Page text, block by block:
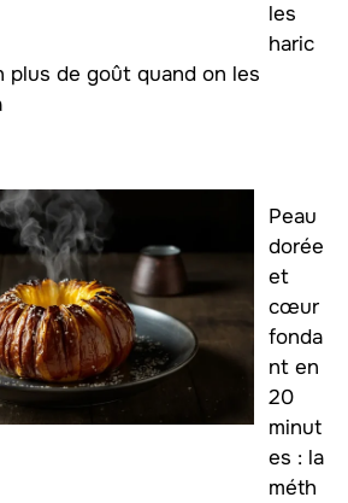
les
haric
de goût quand on les
Peau
dorée
et
cœur
fonda
nt en
20
minut
es : la
méth